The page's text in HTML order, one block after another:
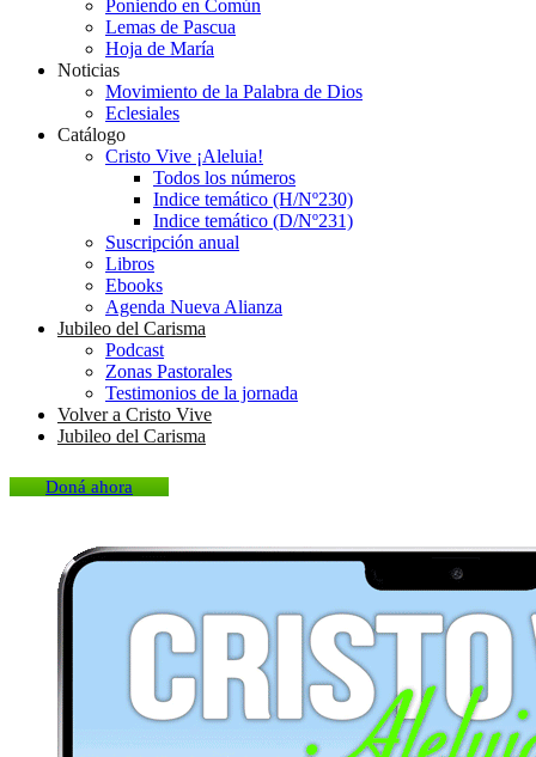
Poniendo en Común
Lemas de Pascua
Hoja de María
Noticias
Movimiento de la Palabra de Dios
Eclesiales
Catálogo
Cristo Vive ¡Aleluia!
Todos los números
Indice temático (H/Nº230)
Indice temático (D/Nº231)
Suscripción anual
Libros
Ebooks
Agenda Nueva Alianza
Jubileo del Carisma
Podcast
Zonas Pastorales
Testimonios de la jornada
Volver a Cristo Vive
Jubileo del Carisma
Doná ahora